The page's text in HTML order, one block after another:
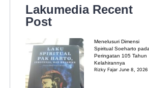
Lakumedia Recent
Post
Menelusuri Dimensi
Spiritual Soeharto pada
Peringatan 105 Tahun
Kelahirannya
Rizky FajarJune 8, 2026